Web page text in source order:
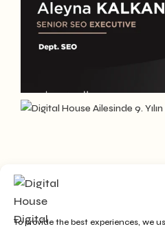
To provide the best experiences, we